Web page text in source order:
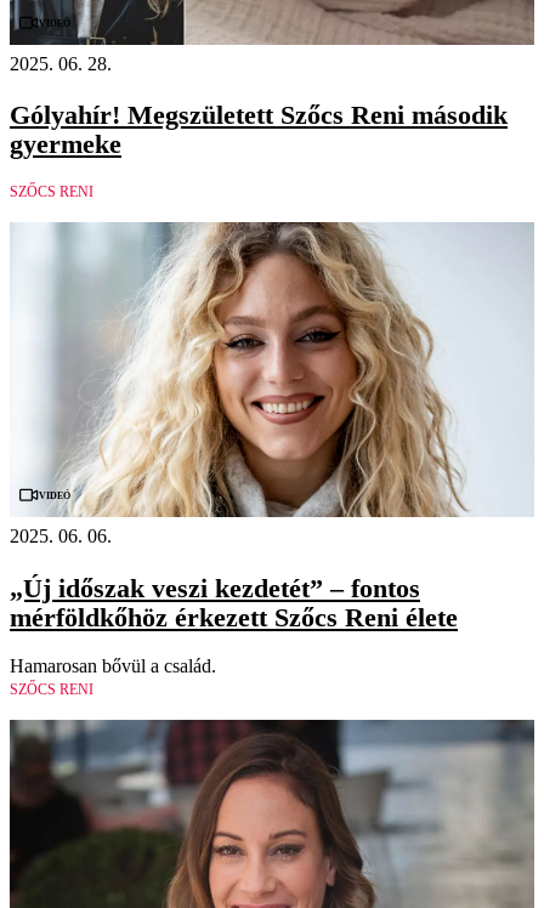
Videó
2025. 06. 28.
Gólyahír! Megszületett Szőcs Reni második
gyermeke
SZŐCS RENI
Videó
2025. 06. 06.
„Új időszak veszi kezdetét” – fontos
mérföldkőhöz érkezett Szőcs Reni élete
Hamarosan bővül a család.
SZŐCS RENI